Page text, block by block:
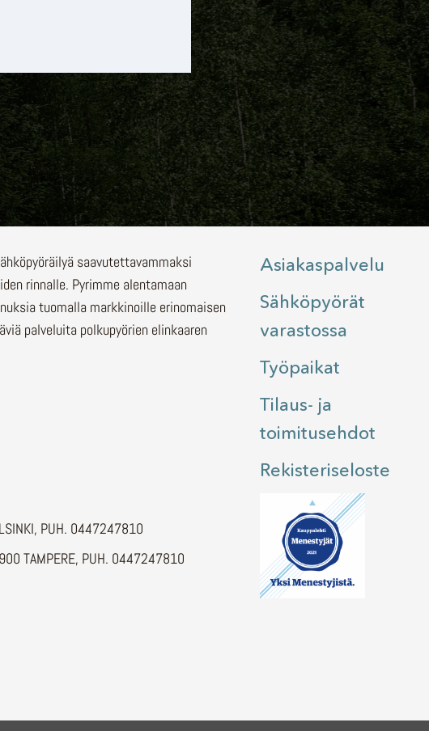
saavutettavammaksi
rinnalle. Pyrimme alentamaan
tuomalla markkinoille erinomaisen
palveluita polkupyörien elinkaaren
PUH. 0447247810
TAMPERE, PUH. 0447247810
Asiakaspalvelu
Sähköpyörät
varastossa
Työpaikat
Tilaus- ja
toimitusehdot
Rekisteriseloste